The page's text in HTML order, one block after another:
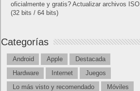
oficialmente y gratis? Actualizar archivos ISO
(32 bits / 64 bits)
Categorías
Android Apple
Destacada
Hardware
Internet
Juegos
Lo más visto y recomendado
Móviles